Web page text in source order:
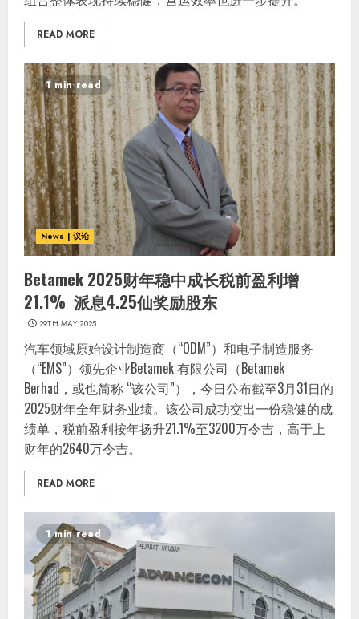
READ MORE
1 min read
News | 议论
Betamek 2025财年稳中成长税前盈利增
21.1% 派息4.25仙奖励股东
29TH MAY 2025
汽车领域原始设计制造商（“ODM”）和电子制造服务
（“EMS”）领先企业Betamek 有限公司（Betamek
Berhad，或也简称 “该公司”），今日公布截至3月31日的
2025财年全年财务业绩。该公司成功交出一份稳健的成
绩单，税前盈利按年扬升21.1%至3200万令吉，高于上
财年的2640万令吉。
READ MORE
1 min read